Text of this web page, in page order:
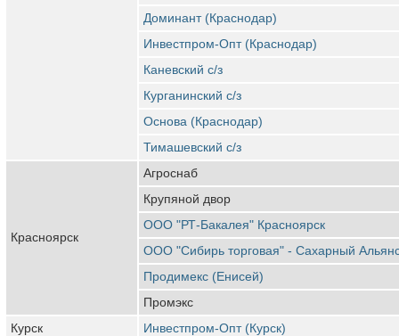
Доминант (Краснодар)
Инвестпром-Опт (Краснодар)
Каневский с/з
Курганинский с/з
Основа (Краснодар)
Тимашевский с/з
Красноярск
Агроснаб
Крупяной двор
ООО "РТ-Бакалея" Красноярск
ООО "Сибирь торговая" - Сахарный
Продимекс (Енисей)
Промэкс
Курск
Инвестпром-Опт (Курск)